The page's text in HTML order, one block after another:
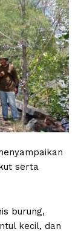
serta
burung,
kecil, dan